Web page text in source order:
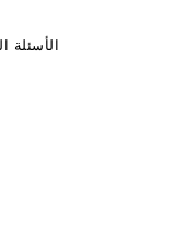
الأسئلة